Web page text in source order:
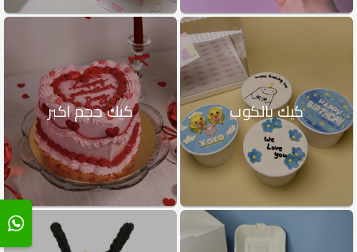
كيك بالكوب كيك حجم اكبر